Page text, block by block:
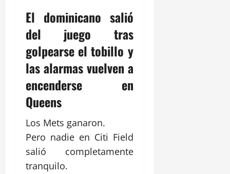
El dominicano salió
del juego tras
golpearse el tobillo y
las alarmas vuelven a
encenderse en
Queens
Los Mets ganaron.
Pero nadie en Citi Field
salió completamente
tranquilo.